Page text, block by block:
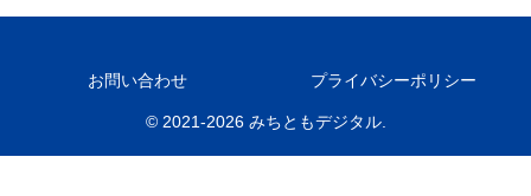
お問い合わせ プライバシーポリシー
© 2021-2026 みちともデジタル.